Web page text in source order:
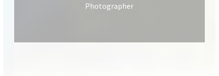
Photographer